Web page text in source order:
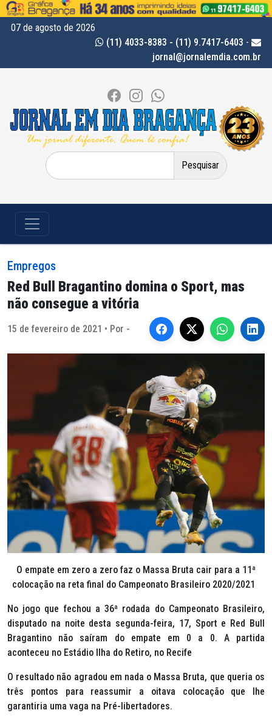
07 de agosto de 2026
(11) 4033-8383 - (11) 9.7417-6403 -
jornal@jornalemdia.com.br
Pesquisar
por:
Empregos
Red Bull Bragantino domina o Sport, mas
não consegue a vitória
15 de fevereiro de 2021 • Por -
O empate em zero a zero faz o Massa Bruta cair para a 11ª
colocação na reta final do Campeonato Brasileiro 2020/2021
No jogo que fechou a 36ª rodada do Campeonato Brasileiro,
disputado na noite desta segunda-feira, 17, Sport e Red Bull
Bragantino não saíram do empate em 0 a 0. A partida
aconteceu no Estádio Ilha do Retiro, no Recife
O resultado não agradou em nada o Massa Bruta, que queria os
três pontos para reassumir a oitava colocação que lhe
garantiria uma vaga na Pré-libertadores.